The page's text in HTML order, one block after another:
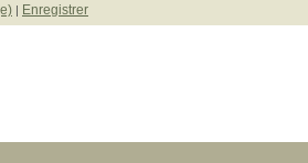
| Enregistrer